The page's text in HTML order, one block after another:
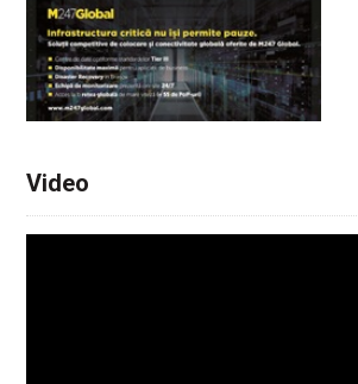
Video